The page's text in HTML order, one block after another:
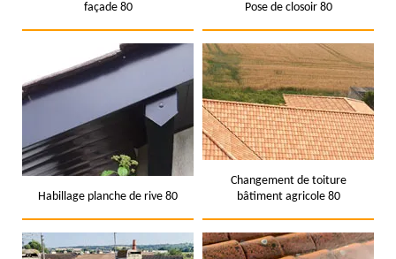
façade 80
Pose de closoir 80
Habillage planche de rive 80
Changement de toiture
bâtiment agricole 80